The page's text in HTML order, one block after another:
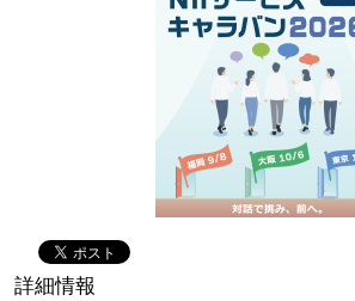
詳細情報